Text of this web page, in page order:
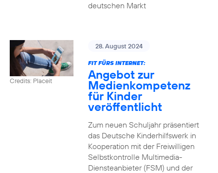
deutschen Markt
Credits: Placeit
28. August 2024
FIT FÜRS INTERNET:
Angebot zur
Medienkompetenz
für Kinder
veröffentlicht
Zum neuen Schuljahr präsentiert
das Deutsche Kinderhilfswerk in
Kooperation mit der Freiwilligen
Selbstkontrolle Multimedia-
Diensteanbieter (FSM) und der